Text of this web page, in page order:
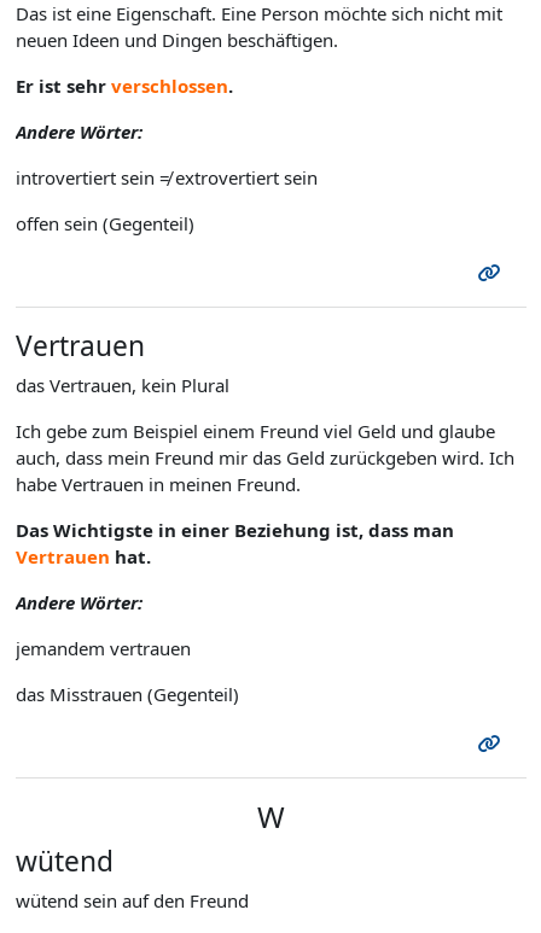
Das ist eine Eigenschaft. Eine Person möchte sich nicht mit
neuen Ideen und Dingen beschäftigen.
Er ist sehr verschlossen.
Andere Wörter:
introvertiert sein ≠ extrovertiert sein
offen sein (Gegenteil)
Vertrauen
das Vertrauen, kein Plural
Ich gebe zum Beispiel einem Freund viel Geld und glaube
auch, dass mein Freund mir das Geld zurückgeben wird. Ich
habe Vertrauen in meinen Freund.
Das Wichtigste in einer Beziehung ist, dass man
Vertrauen hat.
Andere Wörter:
jemandem vertrauen
das Misstrauen (Gegenteil)
W
wütend
wütend sein auf den Freund